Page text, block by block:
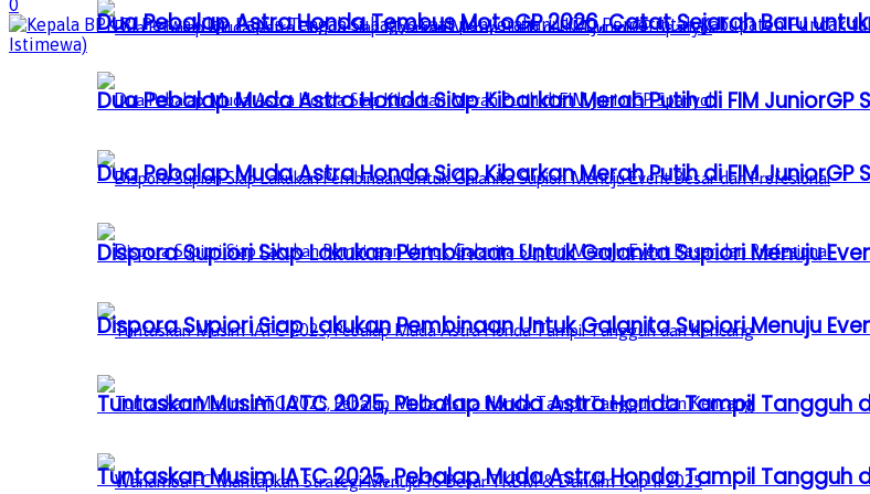
Dua Pebalap Muda Astra Honda Siap Kibarkan Merah Putih di FIM JuniorGP
Dispora Supiori Siap Lakukan Pembinaan Untuk Galanita Supiori Menuju
Tuntaskan Musim IATC 2025, Pebalap Muda Astra Honda Tampil Tangguh
Dua Pebalap Astra Honda Tembus MotoGP 2026, Catat Sejarah Baru
Dua Pebalap Muda Astra Honda Siap Kibarkan Merah Putih di FIM JuniorGP
Dispora Supiori Siap Lakukan Pembinaan Untuk Galanita Supiori Menuju
Tuntaskan Musim IATC 2025, Pebalap Muda Astra Honda Tampil Tangguh
0